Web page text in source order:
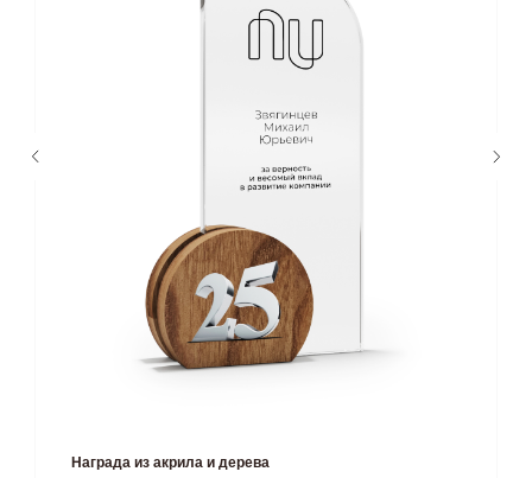
Награда из акрила и дерева